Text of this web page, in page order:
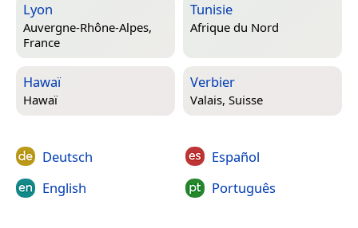
Lyon
Auvergne-Rhône-Alpes,
France
Tunisie
Afrique du Nord
Hawaï
Hawaï
Verbier
Valais, Suisse
Deutsch
English
Español
Português